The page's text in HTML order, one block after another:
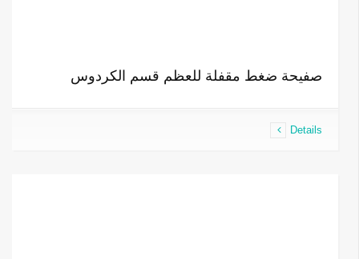
صفيحة ضغط مقفلة للعظم قسم الكردوس
Details